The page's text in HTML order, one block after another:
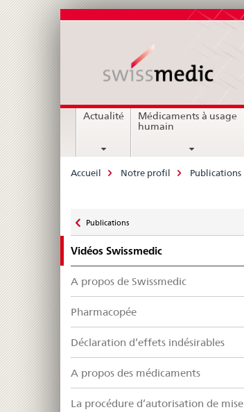
Navigation
Actualité
Médicaments à usage
humain
Breadcrumb
Accueil Notre profil Publications
zu
Publications
Vidéos Swissmedic
A propos de Swissmedic
Pharmacopée
Déclaration d’effets indésirables
A propos des médicaments
La procédure d’autorisation de mise